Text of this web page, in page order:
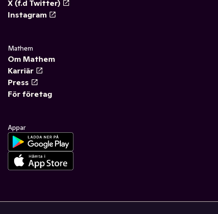
X (f.d Twitter)
Instagram
Mathem
Om Mathem
Karriär
Press
För företag
Appar